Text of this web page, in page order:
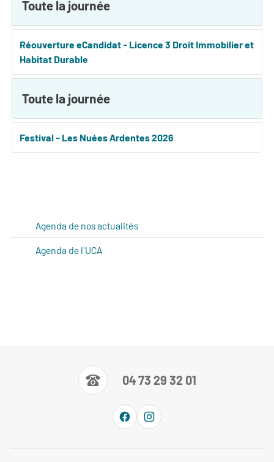
Toute la journée
Réouverture eCandidat - Licence 3 Droit Immobilier et
Habitat Durable
Toute la journée
Festival - Les Nuées Ardentes 2026
Agenda de nos actualités
Agenda de l'UCA
04 73 29 32 01